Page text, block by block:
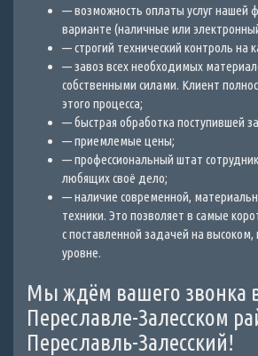
— возможность оплаты услуг нашей
варианте (наличные или
— строгий технический контроль на
— завоз всех необходимых
собственными силами. Клиент
этого процесса;
— быстрая обработка поступившей
— приемлемые цены;
— профессиональный штат
любящих своё дело;
— наличие современной,
техники. Это позволяет в самые
с поставленной задачей на высоком,
уровне.
Мы ждём вашего звонка
Переславле-Залесском
Переславль-Залесский!